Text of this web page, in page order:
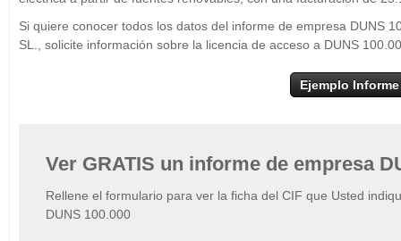
Si quiere conocer todos los datos del informe de empresa DUNS
SL., solicite información sobre la licencia de acceso a DUNS
Ejemplo Informe
Ver GRATIS un informe de empresa
Rellene el formulario para ver la ficha del CIF que Usted
DUNS 100.000